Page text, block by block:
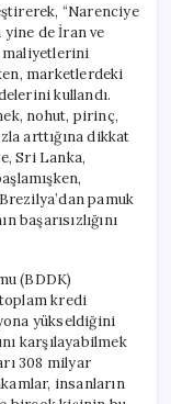
“Narenciye
yine de İran ve
maliyetlerini
marketlerdeki
kullandı.
nohut, pirinç,
arttığına dikkat
Sri Lanka,
pamuk
başarısızlığını
(BDDK)
kredi
yükseldiğini
karşılayabilmek
308 milyar
insanların